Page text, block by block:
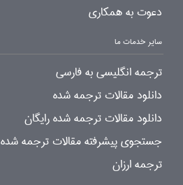
دعوت به همکاری
سایر خدمات ما
ترجمه انگلیسی به فارسی
دانلود مقالات ترجمه شده
دانلود مقالات ترجمه شده رایگان
جستجوی پیشرفته مقالات ترجمه شده
ترجمه ارزان